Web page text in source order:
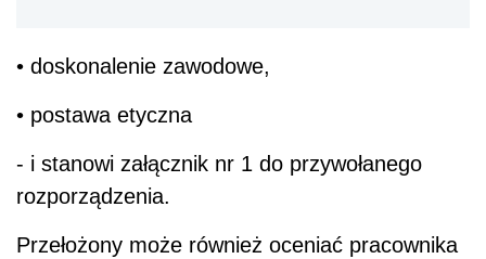
• doskonalenie zawodowe,
• postawa etyczna
- i stanowi załącznik nr 1 do przywołanego
rozporządzenia.
Przełożony może również oceniać pracownika